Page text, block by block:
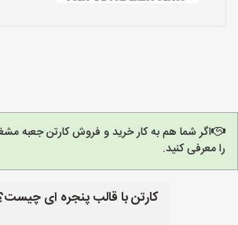
اگر شما هم به کار خرید و فروش کارتن جعبه
را معرفی کنید.
کارتن با قالب پنجره ای